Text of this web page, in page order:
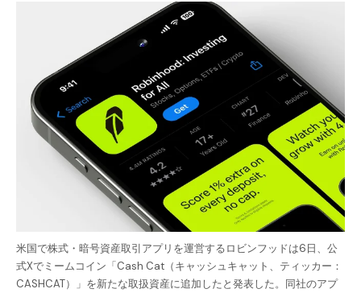
米国で株式・暗号資産取引アプリを運営するロビンフッドは6日、公
式Xでミームコイン「Cash Cat（キャッシュキャット、ティッカー：
CASHCAT）」を新たな取扱資産に追加したと発表した。同社のアプ